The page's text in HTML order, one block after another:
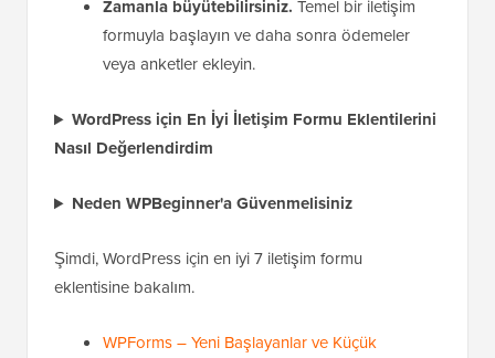
Zamanla büyütebilirsiniz. Temel bir iletişim
formuyla başlayın ve daha sonra ödemeler
veya anketler ekleyin.
WordPress için En İyi İletişim Formu Eklentilerini
Nasıl Değerlendirdim
Neden WPBeginner'a Güvenmelisiniz
Şimdi, WordPress için en iyi 7 iletişim formu
eklentisine bakalım.
WPForms – Yeni Başlayanlar ve Küçük